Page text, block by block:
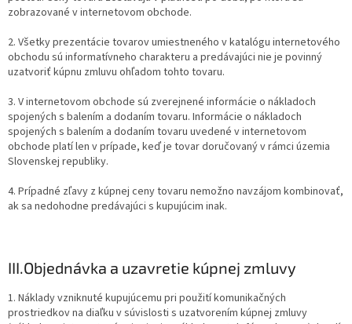
zobrazované v internetovom obchode.
2. Všetky prezentácie tovarov umiestneného v katalógu internetového
obchodu sú informatívneho charakteru a predávajúci nie je povinný
uzatvoriť kúpnu zmluvu ohľadom tohto tovaru.
3. V internetovom obchode sú zverejnené informácie o nákladoch
spojených s balením a dodaním tovaru. Informácie o nákladoch
spojených s balením a dodaním tovaru uvedené v internetovom
obchode platí len v prípade, keď je tovar doručovaný v rámci územia
Slovenskej republiky.
4. Prípadné zľavy z kúpnej ceny tovaru nemožno navzájom kombinovať,
ak sa nedohodne predávajúci s kupujúcim inak.
III.Objednávka a uzavretie kúpnej zmluvy
1. Náklady vzniknuté kupujúcemu pri použití komunikačných
prostriedkov na diaľku v súvislosti s uzatvorením kúpnej zmluvy